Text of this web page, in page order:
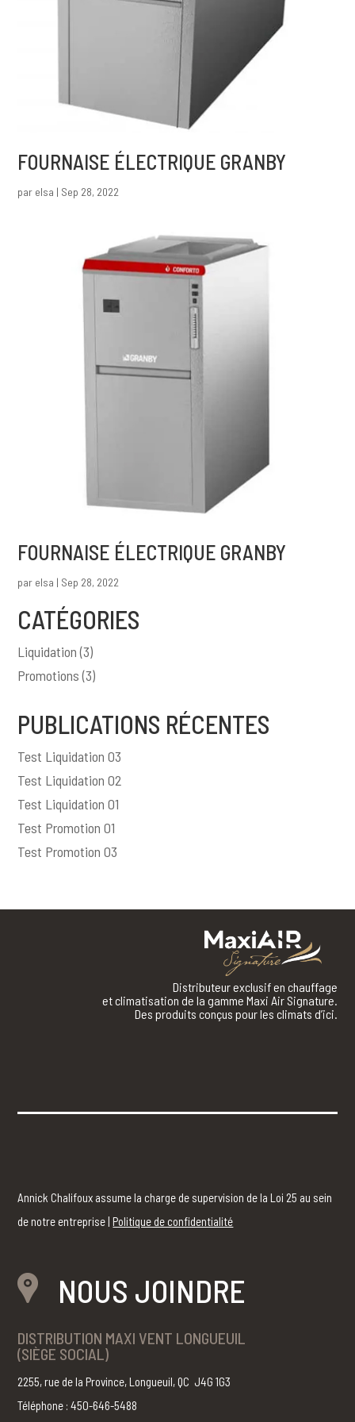
FOURNAISE ÉLECTRIQUE GRANBY
par elsa | Sep 28, 2022
FOURNAISE ÉLECTRIQUE GRANBY
par elsa | Sep 28, 2022
CATÉGORIES
Liquidation(3)
Promotions(3)
PUBLICATIONS RÉCENTES
Test Liquidation 03
Test Liquidation 02
Test Liquidation 01
Test Promotion 01
Test Promotion 03
Distributeur exclusif en chauffage
et climatisation de la gamme Maxi Air Signature.
Des produits conçus pour les climats d’ici.
Annick Chalifoux assume la charge de supervision de la Loi 25 au sein
de notre entreprise |Politique de confidentialité
NOUS JOINDRE
DISTRIBUTION MAXI VENT LONGUEUIL
(SIÈGE SOCIAL)
2255, rue de la Province, Longueuil, QC J4G 1G3
Téléphone : 450-646-5488